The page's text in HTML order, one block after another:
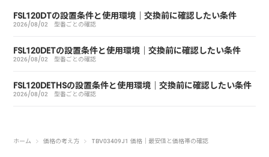
FSL120DTの設置条件と使用環境｜交換前に確認したい条件
2026/08/02 型番ごとの確認
FSL120DETの設置条件と使用環境｜交換前に確認したい条件
2026/08/02 型番ごとの確認
FSL120DETHSの設置条件と使用環境｜交換前に確認したい条件
2026/08/02 型番ごとの確認
ホーム 価格の考え方 TBV03409J1 価格｜最安値と価格帯の確認